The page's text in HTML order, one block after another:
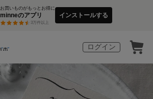
お買いものがもっとお得に
minneのアプリ
3万件以上
インストールする
ログイン